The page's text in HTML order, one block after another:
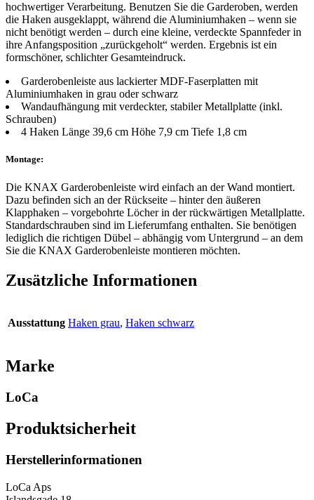
hochwertiger Verarbeitung. Benutzen Sie die Garderoben, werden
die Haken ausgeklappt, während die Aluminiumhaken – wenn sie
nicht benötigt werden – durch eine kleine, verdeckte Spannfeder in
ihre Anfangsposition „zurückgeholt“ werden. Ergebnis ist ein
formschöner, schlichter Gesamteindruck.
Garderobenleiste aus lackierter MDF-Faserplatten mit
Aluminiumhaken in grau oder schwarz
Wandaufhängung mit verdeckter, stabiler Metallplatte (inkl.
Schrauben)
4 Haken Länge 39,6 cm Höhe 7,9 cm Tiefe 1,8 cm
Montage:
Die KNAX Garderobenleiste wird einfach an der Wand montiert.
Dazu befinden sich an der Rückseite – hinter den äußeren
Klapphaken – vorgebohrte Löcher in der rückwärtigen Metallplatte.
Standardschrauben sind im Lieferumfang enthalten. Sie benötigen
lediglich die richtigen Dübel – abhängig vom Untergrund – an dem
Sie die KNAX Garderobenleiste montieren möchten.
Zusätzliche Informationen
Ausstattung Haken grau, Haken schwarz
Marke
LoCa
Produktsicherheit
Herstellerinformationen
LoCa Aps